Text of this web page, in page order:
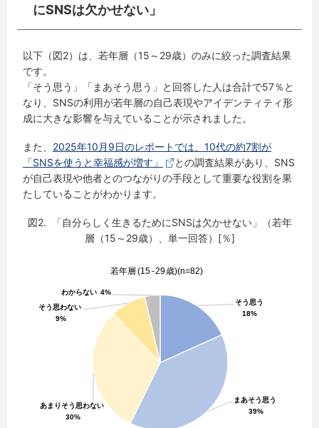
にSNSは欠かせない」
以下（図2）は、若年層（15～29歳）のみに絞った調査結果
です。
「そう思う」「まあそう思う」と回答した人は合計で57％と
なり、SNSの利用が若年層の自己表現やアイデンティティ形
成に大きな影響を与えていることが示されました。
また、 2025年10月9日のレポートでは、10代の約7割が
「SNSを使うと幸福感が増す」
との調査結果があり、SNS
が自己表現や他者とのつながりの手段として重要な役割を果
たしていることがわかります。
図2. 「自分らしく生きるためにSNSは欠かせない」（若年
層（15～29歳）、単一回答）[％]